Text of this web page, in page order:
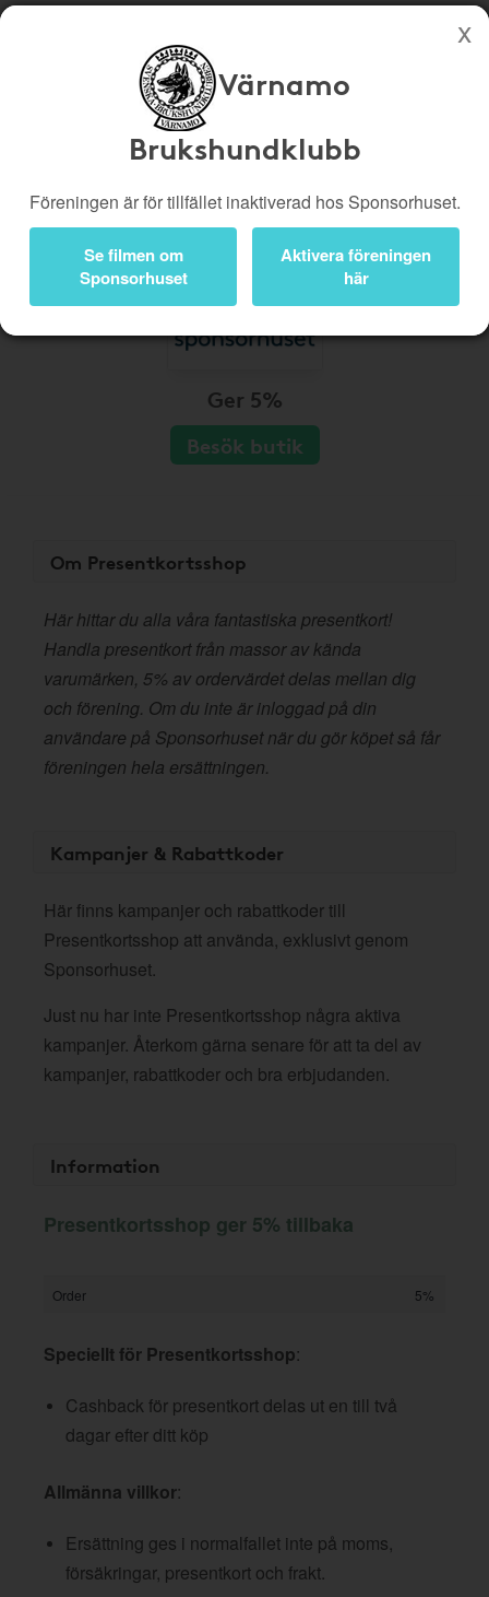
Köp genom denna sida stöttar Värnamo Brukshundklubb
Bli medlem
Logga in
Värnamo
Brukshundklubb
Föreningen är för tillfället inaktiverad hos Sponsorhuset.
Se filmen om
Sponsorhuset
Aktivera föreningen
här
Ger 5%
Besök butik
Om Presentkortsshop
Här hittar du alla våra fantastiska presentkort!
Handla presentkort från massor av kända
varumärken, 5% av ordervärdet delas mellan dig
och förening. Om du inte är inloggad på din
användare på Sponsorhuset när du gör köpet så får
föreningen hela ersättningen.
Kampanjer & Rabattkoder
Här finns kampanjer och rabattkoder till
Presentkortsshop att använda, exklusivt genom
Sponsorhuset.
Just nu har inte Presentkortsshop några aktiva
kampanjer. Återkom gärna senare för att ta del av
kampanjer, rabattkoder och bra erbjudanden.
Information
Presentkortsshop ger 5% tillbaka
Order 5%
Speciellt för Presentkortsshop:
Cashback för presentkort delas ut en till två
dagar efter ditt köp
Allmänna villkor:
Ersättning ges i normalfallet inte på moms,
försäkringar, presentkort och frakt.